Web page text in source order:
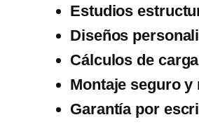
Estudios
Diseños
Cálculos de
Montaje seguro y
Garantía por